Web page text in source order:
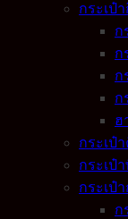
quantity
กระเป๋
ก
ก
ก
ก
ฮ
กระเป๋
กระเป๋
กระเป๋
ก